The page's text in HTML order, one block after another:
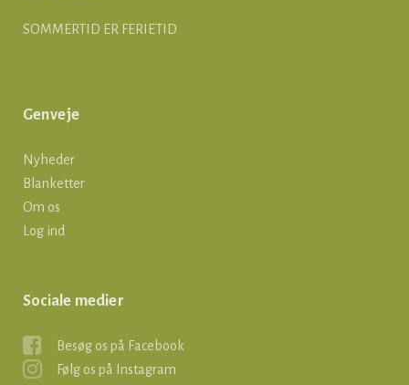
SOMMERTID ER FERIETID
Genveje
Nyheder
Blanketter
Om os
Log ind
Sociale medier
Besøg os på Facebook
Følg os på Instagram